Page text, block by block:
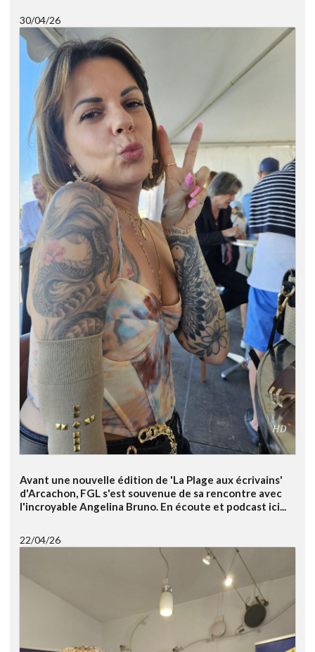
30/04/26
Avant une nouvelle édition de 'La Plage aux écrivains'
d'Arcachon, FGL s'est souvenue de sa rencontre avec
l'incroyable Angelina Bruno. En écoute et podcast ici...
22/04/26